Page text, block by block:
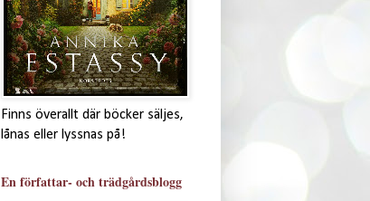
Finns överallt där böcker säljes,
lånas eller lyssnas på!
En författar- och trädgårdsblogg